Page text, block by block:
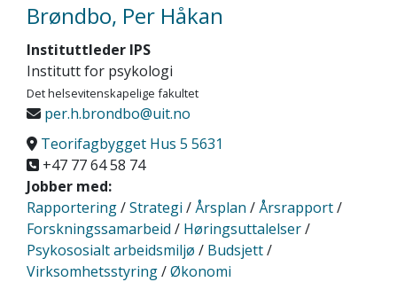
Brøndbo, Per Håkan
Instituttleder IPS
Institutt for psykologi
Det helsevitenskapelige fakultet
per.h.brondbo@uit.no
Teorifagbygget Hus 5 5631
+47 77 64 58 74
Jobber med:
Rapportering/Strategi /Årsplan /Årsrapport/
Forskningssamarbeid / Høringsuttalelser/
Psykososialt arbeidsmiljø / Budsjett/
Virksomhetsstyring/Økonomi